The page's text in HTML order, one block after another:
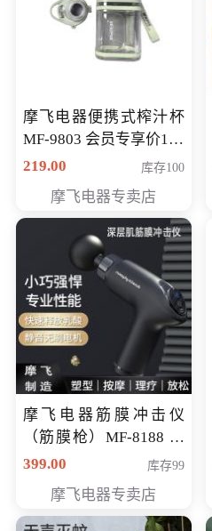
摩飞电器便携式榨汁杯
MF-9803 会员专享价138
元
219.00 库存100
摩飞电器专卖店
摩飞电器筋膜冲击仪
（筋膜枪）MF-8188 会
员专享价268元
399.00 库存99
摩飞电器专卖店